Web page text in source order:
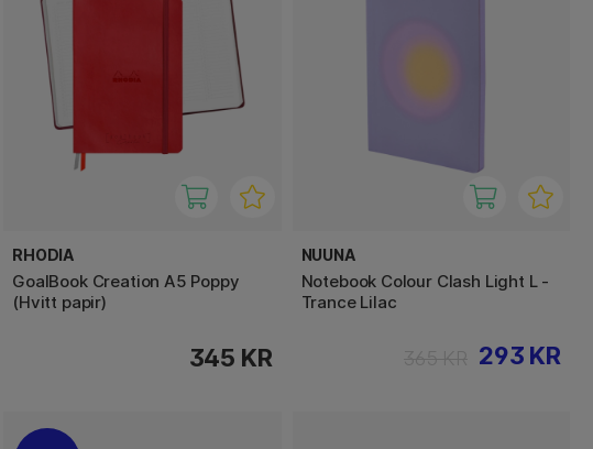
RHODIA
GoalBook Creation A5 Poppy
(Hvitt papir)
345 KR
NUUNA
Notebook Colour Clash Light L -
Trance Lilac
293 KR